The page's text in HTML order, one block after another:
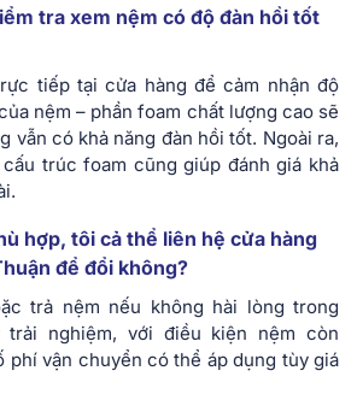
tra xem nệm có độ đàn hồi tốt
tiếp tại cửa hàng để cảm nhận độ
nệm – phần foam chất lượng cao sẽ
vẫn có khả năng đàn hồi tốt. Ngoài ra,
trúc foam cũng giúp đánh giá khả
hợp, tôi cả thể liên hệ cửa hàng
để đổi không?
trả nệm nếu không hài lòng trong
trải nghiệm, với điều kiện nệm còn
phí vận chuyển có thể áp dụng tùy giá